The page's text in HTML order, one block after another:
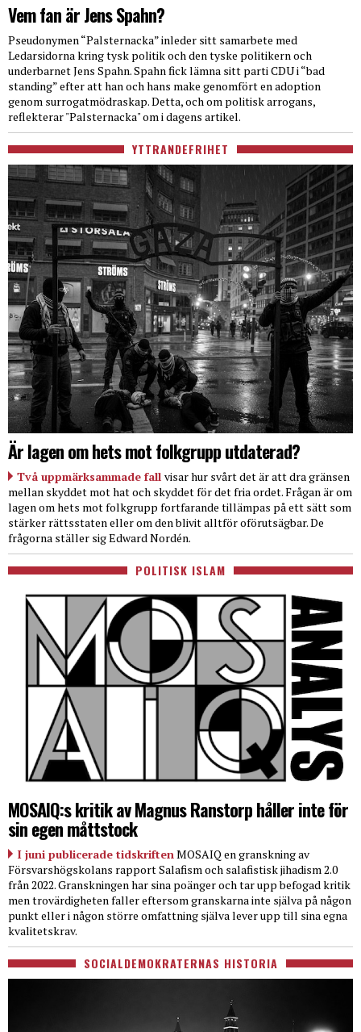
Vem fan är Jens Spahn?
Pseudonymen “Palsternacka” inleder sitt samarbete med
Ledarsidorna kring tysk politik och den tyske politikern och
underbarnet Jens Spahn. Spahn fick lämna sitt parti CDU i “bad
standing” efter att han och hans make genomfört en adoption
genom surrogatmödraskap. Detta, och om politisk arrogans,
reflekterar "Palsternacka" om i dagens artikel.
YTTRANDEFRIHET
Är lagen om hets mot folkgrupp utdaterad?
Två uppmärksammade fall visar hur svårt det är att dra gränsen
mellan skyddet mot hat och skyddet för det fria ordet. Frågan är om
lagen om hets mot folkgrupp fortfarande tillämpas på ett sätt som
stärker rättsstaten eller om den blivit alltför oförutsägbar. De
frågorna ställer sig Edward Nordén.
POLITISK ISLAM
MOSAIQ:s kritik av Magnus Ranstorp håller inte för
sin egen måttstock
I juni publicerade tidskriftenMOSAIQ en granskning av
Försvarshögskolans rapport Salafism och salafistisk jihadism 2.0
från 2022. Granskningen har sina poänger och tar upp befogad kritik
men trovärdigheten faller eftersom granskarna inte själva på någon
punkt eller i någon större omfattning själva lever upp till sina egna
kvalitetskrav.
SOCIALDEMOKRATERNAS HISTORIA